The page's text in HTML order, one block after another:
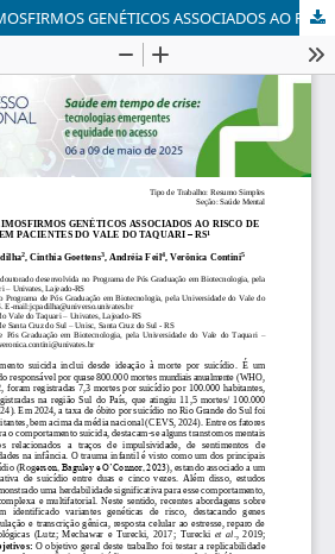
AVALIAÇÃO DE POLIMOSFIRMOS GENÉTICOS ASSOCIADOS AO RISCO DE SUICÍDIO EM PACIENTES DO VALE DO TAQUARI – RS